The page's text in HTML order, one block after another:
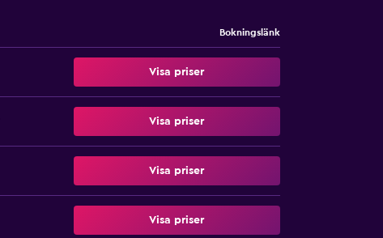
Bokningslänk
Visa priser
Visa priser
Visa priser
Visa priser